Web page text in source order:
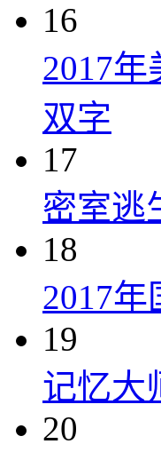
16
2017
双字
17
密室逃
18
2017
19
记忆大
20